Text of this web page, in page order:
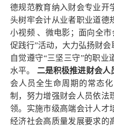
德规范教育纳入财会专业开
头树牢会计从业者职业道德
小视频 、微电影；面向全
促践行”活动，大力弘扬财
自觉遵守“三坚三守”的职
水平。 二是积极推进财会人
会人员全生命周期的常态
制，努力增强财会人员依法
领。实施市级高端会计人才
经济社会高质量发展要求的